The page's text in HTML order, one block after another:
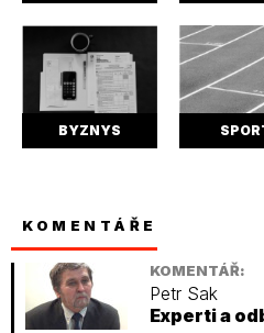
BYZNYS
KOMENTÁŘE
KOMENTÁŘ:
Petr Sak
Experti a